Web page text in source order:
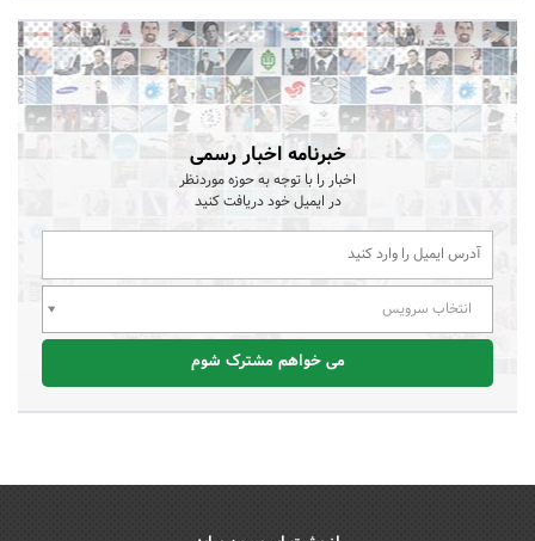
خبرنامه اخبار رسمی
اخبار را با توجه به حوزه موردنظر
در ایمیل خود دریافت کنید
انتخاب سرویس
می خواهم مشترک شوم